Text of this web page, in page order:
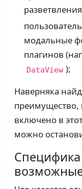
модальные
плагинов
DataView );
Наверняка
преимущество,
включено в
можно
Специфика